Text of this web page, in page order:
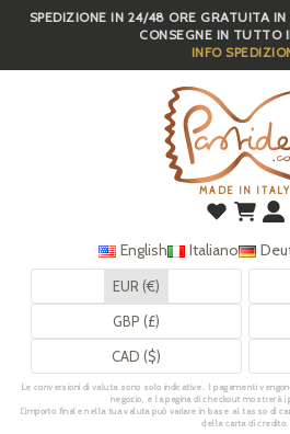
SkipSPEDIZIONE IN 24/48 ORE GRATUITA
CONSEGNE IN TUTTO
INFO
MADE IN ITALY
English Italiano
EUR (€)
GBP (£)
CAD ($)
Le conversioni di valuta sono solo indicative. I pagamenti
negozio, e la pagina di checkout mostrerà i
L’importo finale nella tua valuta può variare in base al tasso di
della carta di credito.